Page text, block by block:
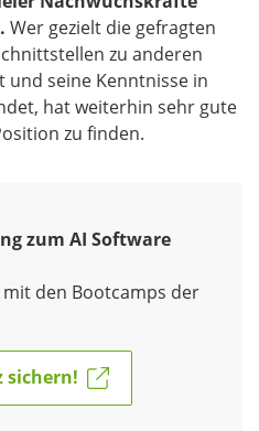
Wer gezielt die gefragten
zu anderen
und seine Kenntnisse in
hat weiterhin sehr gute
zu finden.
zum AI Software
mit den Bootcamps der
sichern!